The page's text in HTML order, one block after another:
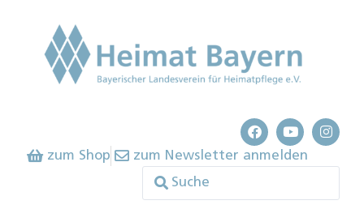
zum Shop zum Newsletter anmelden